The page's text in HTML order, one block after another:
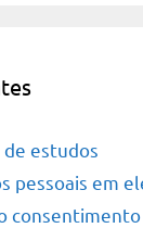
estudos
pessoais em